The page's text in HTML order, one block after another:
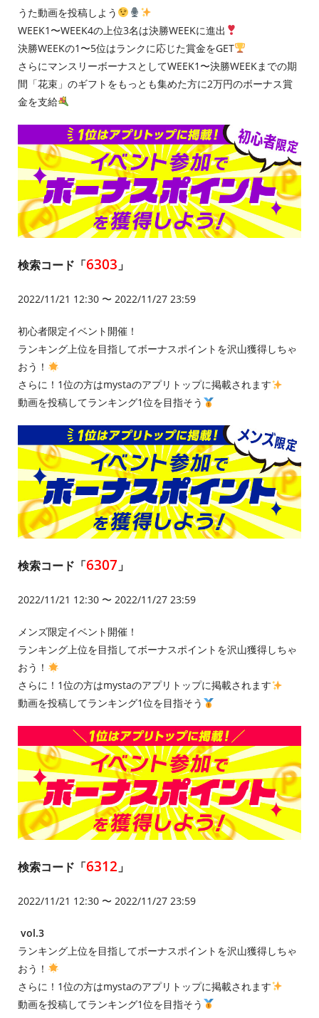
うた動画を投稿しよう
WEEK1〜WEEK4の上位3名は決勝WEEKに進出
決勝WEEKの1〜5位はランクに応じた賞金をGET
さらにマンスリーボーナスとしてWEEK1〜決勝WEEKまでの期
間「花束」のギフトをもっとも集めた方に2万円のボーナス賞
金を支給
検索コード「6303 」
2022/11/21 12:30 〜 2022/11/27 23:59
初心者限定イベント開催！
ランキング上位を目指してボーナスポイントを沢山獲得しちゃ
おう！
さらに！1位の方はmystaのアプリトップに掲載されます
動画を投稿してランキング1位を目指そう
検索コード「6307 」
2022/11/21 12:30 〜 2022/11/27 23:59
メンズ限定イベント開催！
ランキング上位を目指してボーナスポイントを沢山獲得しちゃ
おう！
さらに！1位の方はmystaのアプリトップに掲載されます
動画を投稿してランキング1位を目指そう
検索コード「6312 」
2022/11/21 12:30 〜 2022/11/27 23:59
vol.3
ランキング上位を目指してボーナスポイントを沢山獲得しちゃ
おう！
さらに！1位の方はmystaのアプリトップに掲載されます
動画を投稿してランキング1位を目指そう